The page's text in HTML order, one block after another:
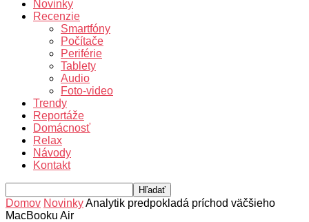
Novinky
Recenzie
Smartfóny
Počítače
Periférie
Tablety
Audio
Foto-video
Trendy
Reportáže
Domácnosť
Relax
Návody
Kontakt
Domov NovinkyAnalytik predpokladá príchod väčšieho
MacBooku Air